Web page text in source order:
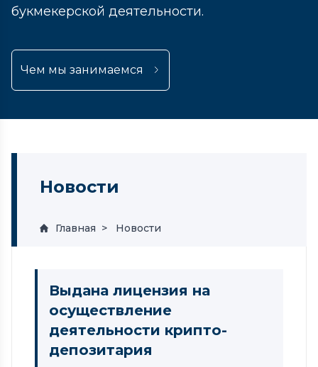
букмекерской деятельности.
Чем мы занимаемся
Новости
Главная Новости
Выдана лицензия на
осуществление
деятельности крипто-
депозитария